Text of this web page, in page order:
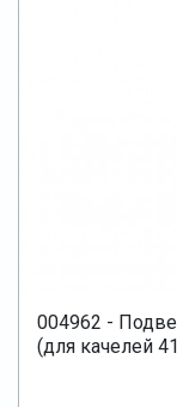
004962 -
(для качелей